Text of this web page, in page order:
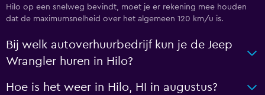
Hilo op een snelweg bevindt, moet je er rekening mee houden
dat de maximumsnelheid over het algemeen 120 km/u is.
Bij welk autoverhuurbedrijf kun je de Jeep
Wrangler huren in Hilo?
Hoe is het weer in Hilo, HI in augustus?